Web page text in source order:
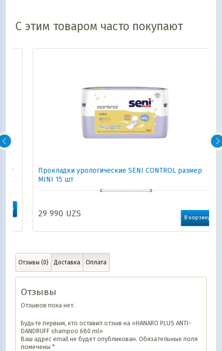
С этим товаром часто покупают
Прокладки урологические SENI CONTROL размер
MINI 15 шт
29 990UZS В корзину
Отзывы (0) Доставка Оплата
Отзывы
Отзывов пока нет.
Будьте первым, кто оставил отзыв на «HANARO PLUS ANTI-
DANDRUFF shampoo 680 ml»
Ваш адрес email не будет опубликован. Обязательные поля
помечены *